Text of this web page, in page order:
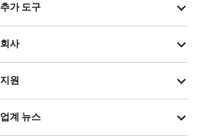
추가 도구
회사
지원
업계 뉴스